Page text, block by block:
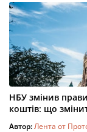
НБУ змінив
коштів: що
Автор:Лента от